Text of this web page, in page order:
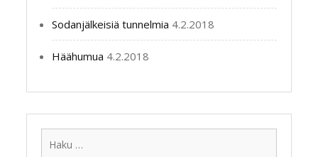
Sodanjälkeisiä tunnelmia 4.2.2018
Häähumua 4.2.2018